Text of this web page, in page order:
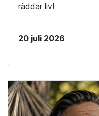
räddar liv!
20 juli 2026